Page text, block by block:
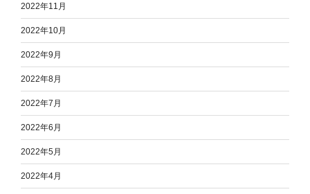
2022年11月
2022年10月
2022年9月
2022年8月
2022年7月
2022年6月
2022年5月
2022年4月